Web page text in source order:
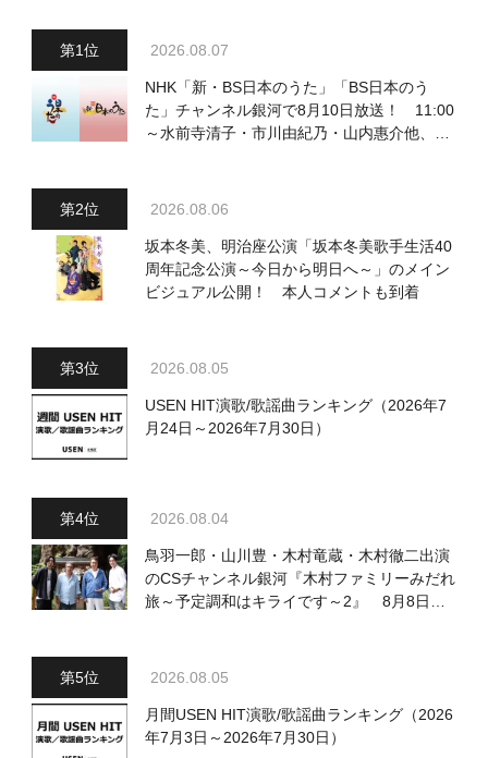
2026.08.07
NHK「新・BS日本のうた」「BS日本のう
た」チャンネル銀河で8月10日放送！ 11:00
～水前寺清子・市川由紀乃・山内惠介他、
2026.08.06
坂本冬美、明治座公演「坂本冬美歌手生活40
周年記念公演～今日から明日へ～」のメイン
ビジュアル公開！ 本人コメントも到着
2026.08.05
USEN HIT演歌/歌謡曲ランキング（2026年7
月24日～2026年7月30日）
2026.08.04
鳥羽一郎・山川豊・木村竜蔵・木村徹二出演
のCSチャンネル銀河『木村ファミリーみだれ
旅～予定調和はキライです～2』 8月8日
2026.08.05
月間USEN HIT演歌/歌謡曲ランキング（2026
年7月3日～2026年7月30日）